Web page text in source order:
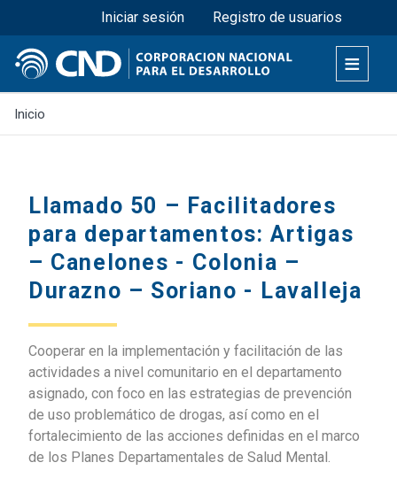
Pasar
al
contenido
principal
Menú superior
Iniciar sesión Registro de usuarios
Inicio
Llamado 50 – Facilitadores
para departamentos: Artigas
– Canelones - Colonia –
Durazno – Soriano - Lavalleja
Cooperar en la implementación y facilitación de las
actividades a nivel comunitario en el departamento
asignado, con foco en las estrategias de prevención
de uso problemático de drogas, así como en el
fortalecimiento de las acciones definidas en el marco
de los Planes Departamentales de Salud Mental.